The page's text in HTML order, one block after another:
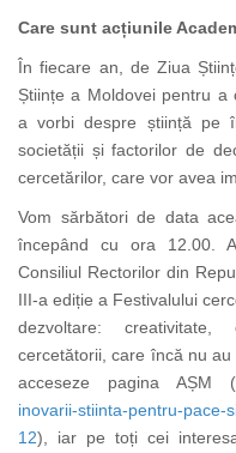
Care sunt acțiunile
În fiecare an, de Ziua
Științe a Moldovei pentru a
a vorbi despre știință pe
societății și factorilor de
cercetărilor, care vor avea
Vom sărbători de data
începând cu ora 12.00.
Consiliul Rectorilor din
III-a ediție a Festivalului
dezvoltare: creativitate,
cercetătorii, care încă nu
acceseze pagina AȘM (
inovarii-stiinta-pentru-pace-
12), iar pe toți cei